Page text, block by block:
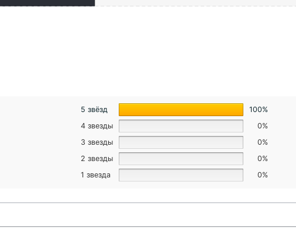
5 звёзд
100%
4 звезды
0%
3 звезды
0%
2 звезды
0%
1 звезда
0%